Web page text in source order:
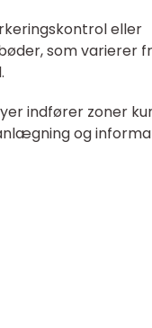
eller
som varierer
indfører zoner
og